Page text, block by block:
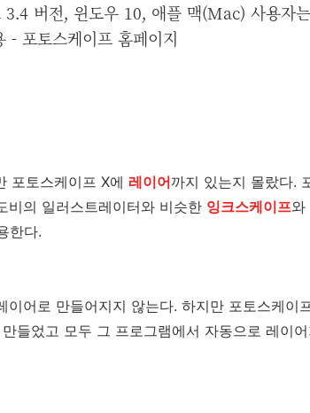
3.4 버전, 윈도우 10, 애플 맥(Mac) 사용자
- 포토스케이프 홈페이지
포토스케이프 X에 레이어까지 있는지 몰랐다.
비의 일러스트레이터와 비슷한 잉크스케이프와
한다.
어로 만들어지지 않는다. 하지만 포토스케이
들었고 모두 그 프로그램에서 자동으로 레이